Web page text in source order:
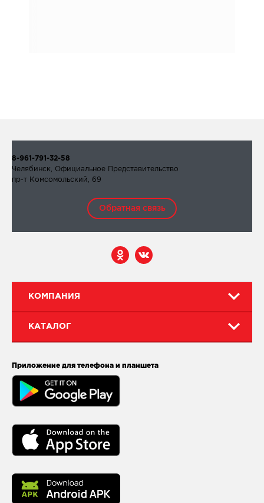
КОМПАНИЯ
КАТАЛОГ
Приложение для телефона и планшета
8-961-791-32-58
Челябинск, Официальное Представительство
пр-т Комсомольский, 69
Обратная связь